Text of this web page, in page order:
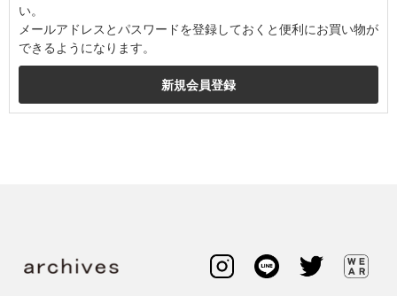
い。
メールアドレスとパスワードを登録しておくと便利にお買い物が
できるようになります。